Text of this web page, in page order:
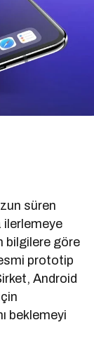
süren
ilerlemeye
bilgilere göre
prototip
Android
beklemeyi